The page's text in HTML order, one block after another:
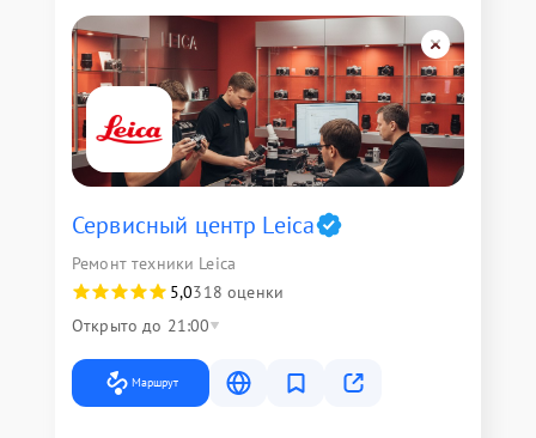
Сервисный центр Leica
Ремонт техники Leica
5,0318 оценки
Открыто до 21:00
Маршрут